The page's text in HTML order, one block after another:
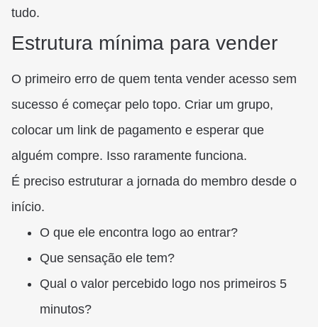
tudo.
Estrutura mínima para vender
O primeiro erro de quem tenta vender acesso sem
sucesso é começar pelo topo. Criar um grupo,
colocar um link de pagamento e esperar que
alguém compre. Isso raramente funciona.
É preciso estruturar a jornada do membro desde o
início.
O que ele encontra logo ao entrar?
Que sensação ele tem?
Qual o valor percebido logo nos primeiros 5
minutos?